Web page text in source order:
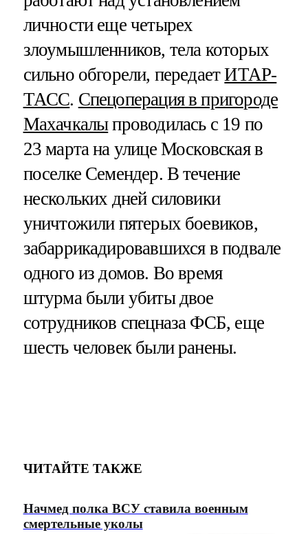
личности еще четырех
злоумышленников, тела которых
сильно обгорели, передаетИТАР-
ТАСС. Спецоперация в пригороде
Махачкалыпроводилась с 19 по
23 марта на улице Московская в
поселке Семендер. В течение
нескольких дней силовики
уничтожили пятерых боевиков,
забаррикадировавшихся в подвале
одного из домов. Во время
штурма были убиты двое
сотрудников спецназа ФСБ, еще
шесть человек были ранены.
ЧИТАЙТЕ ТАКЖЕ
Начмед полка ВСУ ставила военным
смертельные уколы